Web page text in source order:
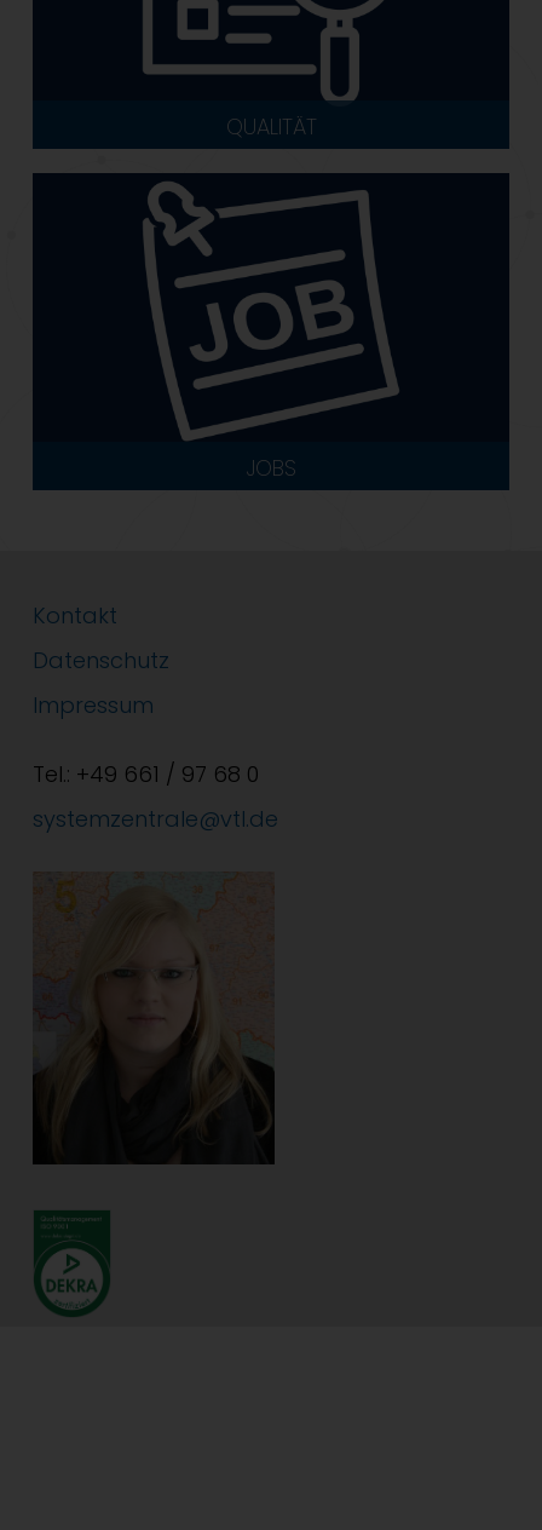
QUALITÄT
JOBS
Kontakt
Datenschutz
Impressum
Tel.: +49 661 / 97 68 0
systemzentrale@vtl.de